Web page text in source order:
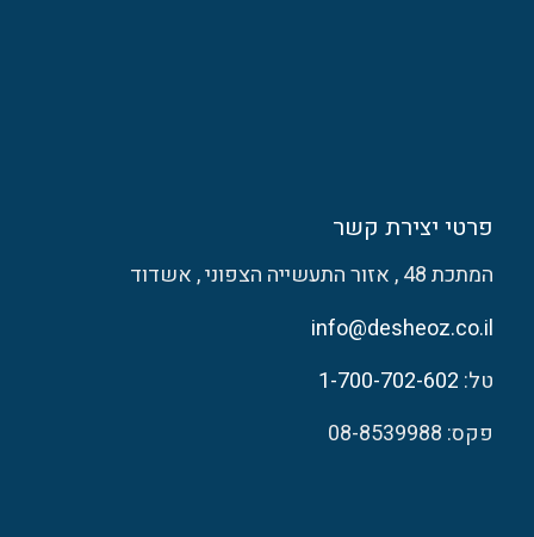
פרטי יצירת קשר
המתכת 48 , אזור התעשייה הצפוני , אשדוד
info@desheoz.co.il
טל: 1-700-702-602
פקס: 08-8539988